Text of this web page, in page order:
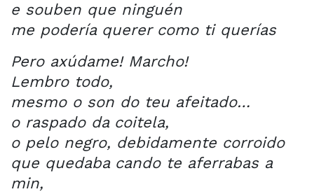
e souben que ninguén
me podería querer como ti querías
Pero axúdame! Marcho!
Lembro todo,
mesmo o son do teu afeitado…
o raspado da coitela,
o pelo negro, debidamente corroido
que quedaba cando te aferrabas a
min,